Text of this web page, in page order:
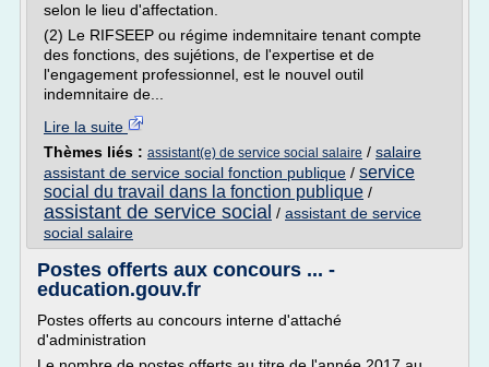
selon le lieu d'affectation.
(2) Le RIFSEEP ou régime indemnitaire tenant compte
des fonctions, des sujétions, de l'expertise et de
l'engagement professionnel, est le nouvel outil
indemnitaire de...
Lire la suite
Thèmes liés : assistant(e) de service social salaire / salaire
assistant de service social fonction publique / service
social du travail dans la fonction publique /
assistant de service social / assistant de service
social salaire
Postes offerts aux concours ... -
education.gouv.fr
Postes offerts au concours interne d'attaché
d'administration